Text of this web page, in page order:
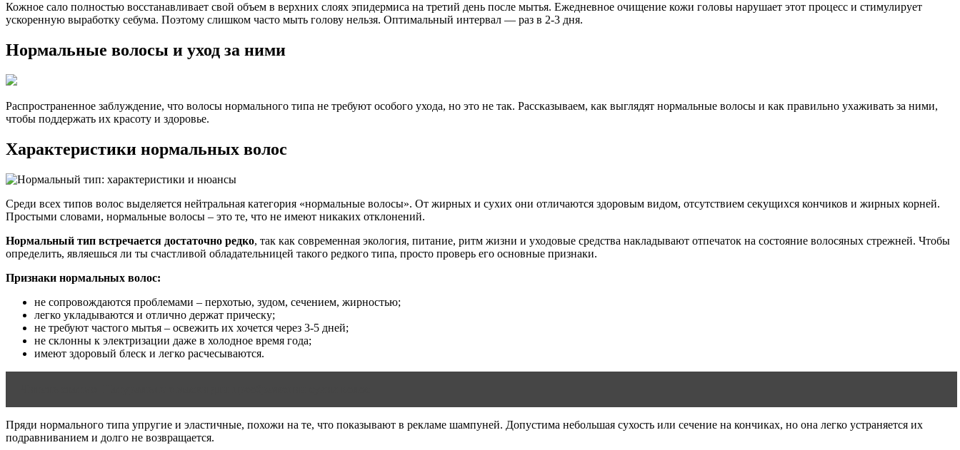
Кожное сало полностью восстанавливает свой объем в верхних слоях эпидермиса на третий день после мытья. Ежедневное очищение кожи головы нарушает этот процесс и стимулирует
ускоренную выработку себума. Поэтому слишком часто мыть голову нельзя. Оптимальный интервал — раз в 2-3 дня.
Нормальные волосы и уход за ними
Распространенное заблуждение, что волосы нормального типа не требуют особого ухода, но это не так. Рассказываем, как выглядят нормальные волосы и как правильно ухаживать за ними,
чтобы поддержать их красоту и здоровье.
Характеристики нормальных волос
Среди всех типов волос выделяется нейтральная категория «нормальные волосы». От жирных и сухих они отличаются здоровым видом, отсутствием секущихся кончиков и жирных корней.
Простыми словами, нормальные волосы – это те, что не имеют никаких отклонений.
Нормальный тип встречается достаточно редко, так как современная экология, питание, ритм жизни и уходовые средства накладывают отпечаток на состояние волосяных стрежней. Чтобы
определить, являешься ли ты счастливой обладательницей такого редкого типа, просто проверь его основные признаки.
Признаки нормальных волос:
не сопровождаются проблемами – перхотью, зудом, сечением, жирностью;
легко укладываются и отлично держат прическу;
не требуют частого мытья – освежить их хочется через 3-5 дней;
не склонны к электризации даже в холодное время года;
имеют здоровый блеск и легко расчесываются.
Пряди нормального типа упругие и эластичные, похожи на те, что показывают в рекламе шампуней. Допустима небольшая сухость или сечение на кончиках, но она легко устраняется их
подравниванием и долго не возвращается.